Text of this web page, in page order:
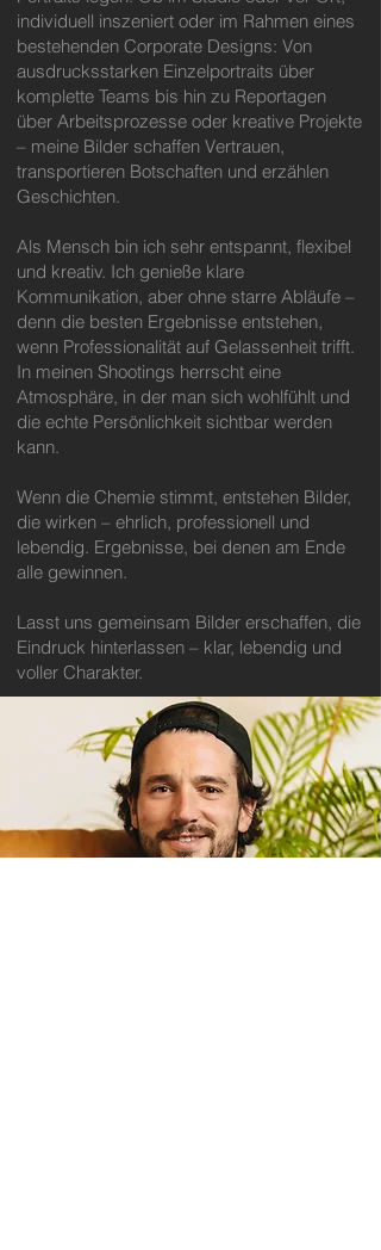
individuell inszeniert oder im Rahmen eines
bestehenden Corporate Designs: Von
ausdrucksstarken Einzelportraits über
komplette Teams bis hin zu Reportagen
über Arbeitsprozesse oder kreative Projekte
– meine Bilder schaffen Vertrauen,
transportieren Botschaften und erzählen
Geschichten.
Als Mensch bin ich sehr entspannt, flexibel
und kreativ. Ich genieße klare
Kommunikation, aber ohne starre Abläufe –
denn die besten Ergebnisse entstehen,
wenn Professionalität auf Gelassenheit trifft.
In meinen Shootings herrscht eine
Atmosphäre, in der man sich wohlfühlt und
die echte Persönlichkeit sichtbar werden
kann.
Wenn die Chemie stimmt, entstehen Bilder,
die wirken – ehrlich, professionell und
lebendig. Ergebnisse, bei denen am Ende
alle gewinnen.
Lasst uns gemeinsam Bilder erschaffen, die
Eindruck hinterlassen – klar, lebendig und
voller Charakter.